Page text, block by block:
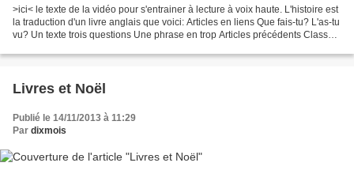
>ici< le texte de la vidéo pour s'entrainer à lecture à voix haute. L'histoire est
la traduction d'un livre anglais que voici: Articles en liens Que fais-tu? L'as-tu
vu? Un texte trois questions Une phrase en trop Articles précédents Classe
Livres et Noël
Publié le 14/11/2013 à 11:29
Par dixmois